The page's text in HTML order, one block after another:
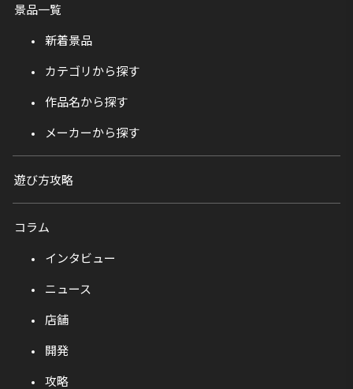
景品一覧
新着景品
カテゴリから探す
作品名から探す
メーカーから探す
遊び方攻略
コラム
インタビュー
ニュース
店舗
開発
攻略